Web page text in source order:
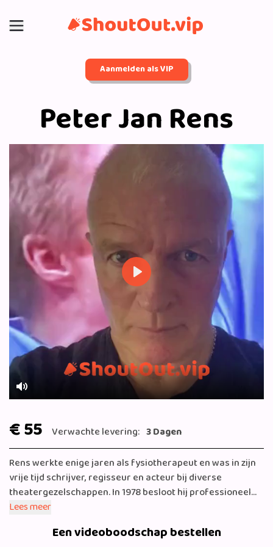
Aanmelden als VIP
Peter Jan Rens
Mute
Play
€ 55 Verwachte levering: 3 Dagen
Rens werkte enige jaren als fysiotherapeut en was in zijn
vrije tijd schrijver, regisseur en acteur bij diverse
theatergezelschappen. In 1978 besloot hij professioneel
theaterartiest te worden en richtte hij het
voor zowel volwassenen als kinderen op. In 1983 speelde
Lees meer
Een videoboodschap bestellen